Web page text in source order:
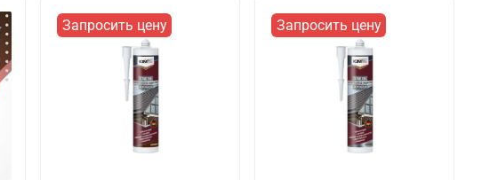
Запросить цену Запросить цену